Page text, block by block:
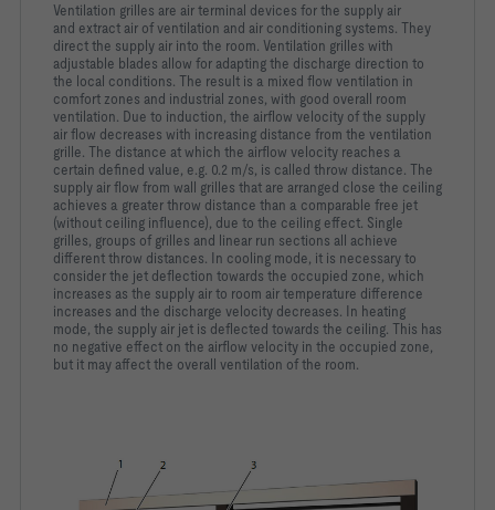
Ventilation grilles are air terminal devices for the supply air
and extract air of ventilation and air conditioning systems. They
directthe supply air into the room. Ventilation grilles with
adjustable blades allow for adapting the discharge direction to
the local conditions. The result is a mixed flow ventilation in
comfort zones and industrial zones, with good overall room
ventilation. Due to induction, the airflow velocity of the supply
air flow decreases with increasing distance from the ventilation
grille. The distance at which the airflow velocity reaches a
certain defined value, e.g. 0.2 m/s, is called throw distance. The
supply air flow from wall grilles that are arranged close the ceiling
achieves a greater throw distance than a comparable free jet
(without ceiling influence), due to the ceiling effect. Single
grilles, groups of grilles and linear run sections all achieve
different throw distances. In cooling mode, it is necessary to
consider the jet deflection towards the occupied zone, which
increases as the supply air to room air temperature difference
increases and the discharge velocity decreases. In heating
mode, the supply air jet is deflected towards the ceiling. This has
no negative effect on the airflow velocity in the occupied zone,
but it may affect the overall ventilation of the room.